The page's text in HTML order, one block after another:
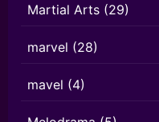
Martial Arts (29)
marvel (28)
mavel (4)